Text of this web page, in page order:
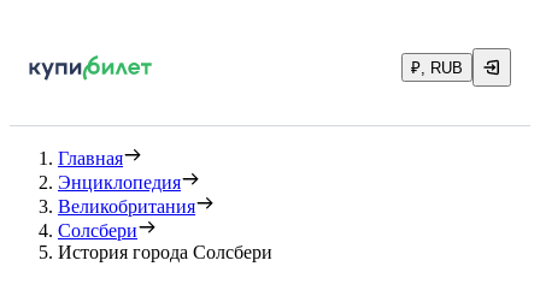
₽, RUB
Главная
Энциклопедия
Великобритания
Солсбери
История города Солсбери